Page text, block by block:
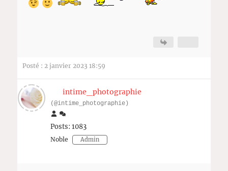
Posté : 2 janvier 2023 18:59
intime_photographie
(@intime_photographie)
Posts: 1083
Noble Admin